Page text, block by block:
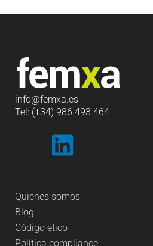
info@femxa.es
Tel: (+34) 986 493 464
Quiénes somos
Blog
Código ético
Política compliance